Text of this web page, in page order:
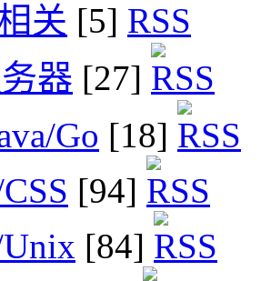
关 [5]
器 [27]
Go [18]
[94]
[84]